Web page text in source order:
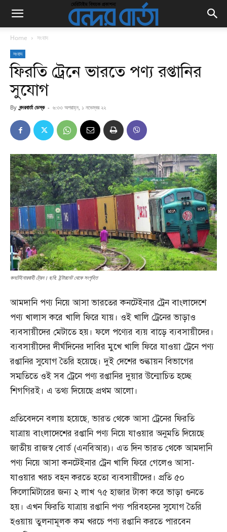
Home সংবাদ
সংবাদ
ফিরতি ট্রেনে ভারতে পণ্য রপ্তানির
সুযোগ
By বন্দরবার্তা ডেস্ক - ৬:৩৩ অপরাহ্ন, ১ নভেম্বর ২২
কনটেইনারবাহী ট্রেন। ছবি: ইন্টারনেট থেকে সংগৃহিত
আমদানি পণ্য নিয়ে আসা ভারতের কনটেইনার ট্রেন বাংলাদেশে
পণ্য খালাস করে খালি ফিরে যায়। ওই খালি ট্রেনের ভাড়াও
ব্যবসায়ীদের মেটাতে হয়। ফলে পণ্যের ব্যয় বাড়ে ব্যবসায়ীদের।
ব্যবসায়ীদের দীর্ঘদিনের দাবির মুখে খালি ফিরে যাওয়া ট্রেনে পণ্য
রপ্তানির সুযোগ তৈরি হয়েছে। দুই দেশের শুল্কায়ন বিভাগের
সম্মতিতে ওই সব ট্রেনে পণ্য রপ্তানির দুয়ার উন্মোচিত হচ্ছে
শিগগিরই। এ তথ্য দিয়েছে প্রথম আলো।
প্রতিবেদনে বলায় হয়েছে, ভারত থেকে আসা ট্রেনের ফিরতি
যাত্রায় বাংলাদেশের রপ্তানি পণ্য নিয়ে যাওয়ার অনুমতি দিয়েছে
জাতীয় রাজস্ব বোর্ড (এনবিআর)। এত দিন ভারত থেকে আমদানি
পণ্য নিয়ে আসা কনটেইনার ট্রেন খালি ফিরে গেলেও আসা-
যাওয়ার খরচ বহন করতে হতো ব্যবসায়ীদের। প্রতি ৫০
কিলোমিটারের জন্য ২ লাখ ৭৫ হাজার টাকা করে ভাড়া গুনতে
হয়। এখন ফিরতি যাত্রায় রপ্তানি পণ্য পরিবহনের সুযোগ তৈরি
হওয়ায় তুলনামূলক কম খরচে পণ্য রপ্তানি করতে পারবেন